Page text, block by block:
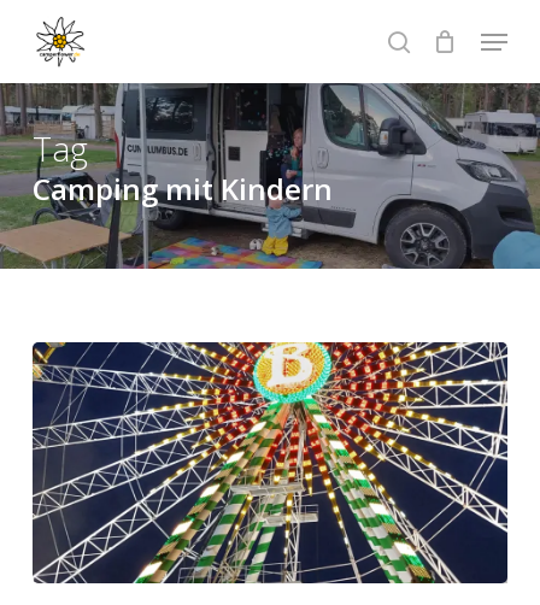
content
search
Menu
Tag
Camping mit Kindern
Menu